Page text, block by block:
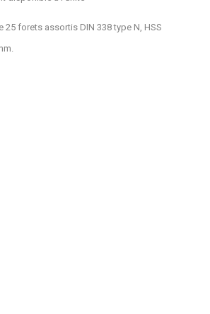
25 forets assortis DIN 338 type N, HSS